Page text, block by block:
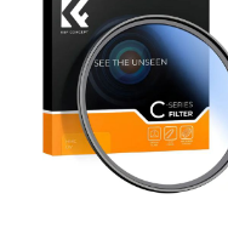
para
y
Tripiés